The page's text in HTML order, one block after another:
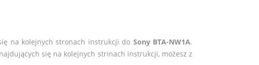
na kolejnych stronach instrukcji do Sony BTA-NW1A.
się na kolejnych strinach instrukcji, możesz z